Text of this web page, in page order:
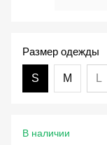
Размер одежды
S M L
В наличии